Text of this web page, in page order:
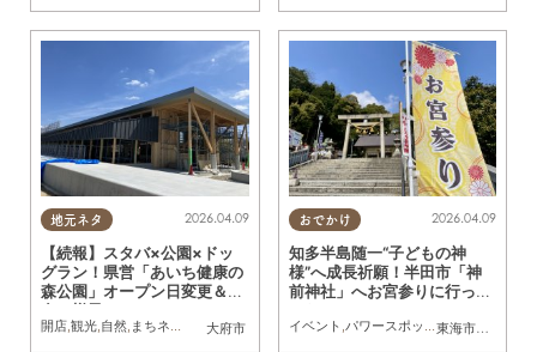
地元ネタ
大府市
2026.04.09
【続報】スタバ×公園×ドッ
グラン！県営「あいち健康の
森公園」オープン日変更＆現
在の様子
開店 観光 自然 まちネタ KURUTOHP
おでかけ
東海市
,半田市
2026.04.09
知多半島随一“子どもの神
様”へ成長祈願！半田市「神
前神社」へお宮参りに行って
イベント パワースポット ,自然,行ってみ